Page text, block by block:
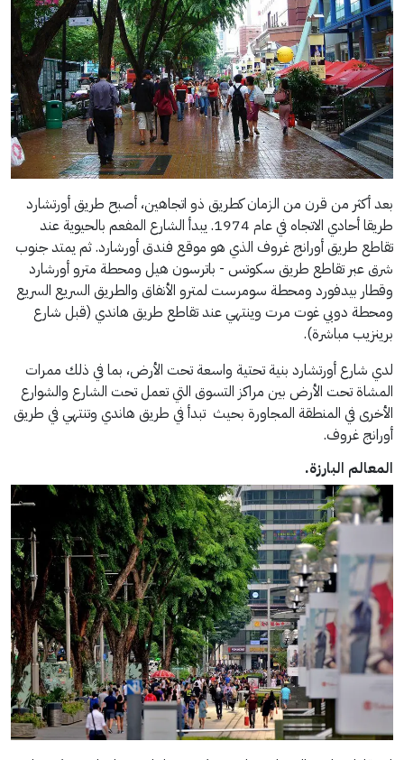
بعد أكثر من قرن من الزمان كطريق ذو اتجاهين، أصبح طريق أورتشارد
طريقا أحادي الاتجاه في عام 1974. يبدأ الشارع المفعم بالحيوية عند
تقاطع طريق أورانج غروف الذي هو موقع فندق أورشارد. ثم يمتد جنوب
شرق عبر تقاطع طريق سكوتس - باترسون هيل ومحطة مترو أورشارد
وقطار بيدفورد ومحطة سومرست لمترو الأنفاق والطريق السريع السريع
ومحطة دوبي غوت مرت وينتهي عند تقاطع طريق هاندي (قبل شارع
برينزيب مباشرة).
لدي شارع أورتشارد بنية تحتية واسعة تحت الأرض، بما في ذلك ممرات
المشاة تحت الأرض بين مراكز التسوق التي تعمل تحت الشارع والشوارع
الأخرى في المنطقة المجاورة بحيث تبدأ في طريق هاندي وتنتهي في طريق
أورانج غروف.
المعالم البارزة.